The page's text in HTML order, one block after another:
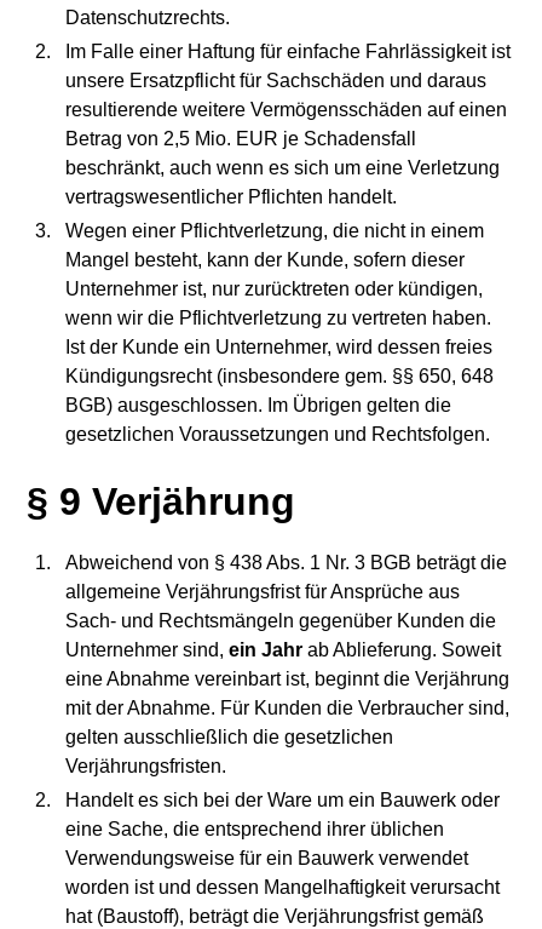
Datenschutzrechts.
Im Falle einer Haftung für einfache Fahrlässigkeit ist
unsere Ersatzpflicht für Sachschäden und daraus
resultierende weitere Vermögensschäden auf einen
Betrag von 2,5 Mio. EUR je Schadensfall
beschränkt, auch wenn es sich um eine Verletzung
vertragswesentlicher Pflichten handelt.
Wegen einer Pflichtverletzung, die nicht in einem
Mangel besteht, kann der Kunde, sofern dieser
Unternehmer ist, nur zurücktreten oder kündigen,
wenn wir die Pflichtverletzung zu vertreten haben.
Ist der Kunde ein Unternehmer, wird dessen freies
Kündigungsrecht (insbesondere gem. §§ 650, 648
BGB) ausgeschlossen. Im Übrigen gelten die
gesetzlichen Voraussetzungen und Rechtsfolgen.
§ 9 Verjährung
Abweichend von § 438 Abs. 1 Nr. 3 BGB beträgt die
allgemeine Verjährungsfrist für Ansprüche aus
Sach- und Rechtsmängeln gegenüber Kunden die
Unternehmer sind,ein Jahrab Ablieferung. Soweit
eine Abnahme vereinbart ist, beginnt die Verjährung
mit der Abnahme. Für Kunden die Verbraucher sind,
gelten ausschließlich die gesetzlichen
Verjährungsfristen.
Handelt es sich bei der Ware um ein Bauwerk oder
eine Sache, die entsprechend ihrer üblichen
Verwendungsweise für ein Bauwerk verwendet
worden ist und dessen Mangelhaftigkeit verursacht
hat (Baustoff), beträgt die Verjährungsfrist gemäß